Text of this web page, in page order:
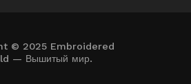
© 2025 Embroidered
— Вышитый мир.